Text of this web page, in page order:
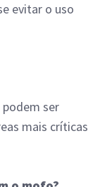
evitar o uso
ser
mais críticas